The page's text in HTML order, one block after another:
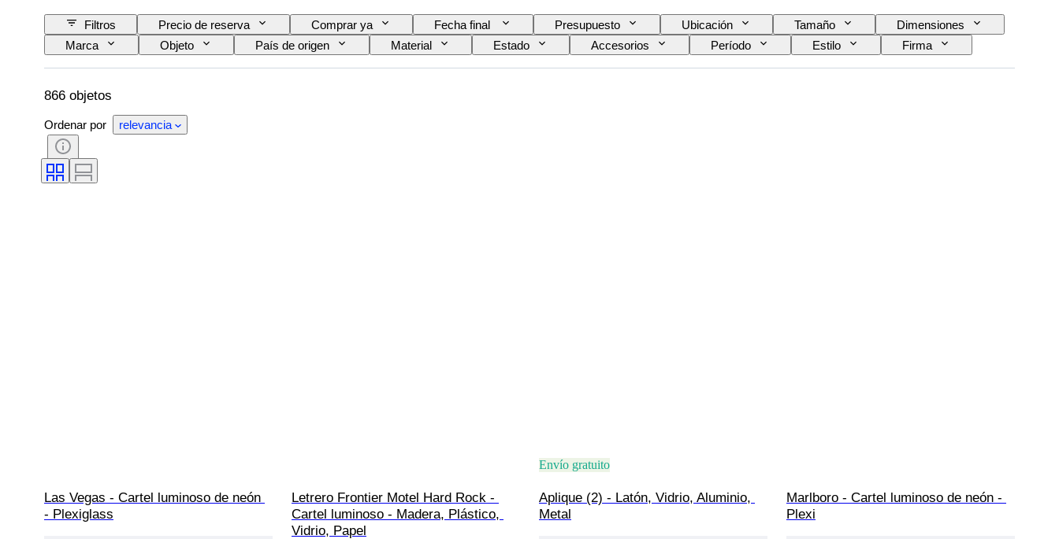
Filtros Precio de reserva Comprar ya Fecha final Presupuesto Ubicación Tamaño
Dimensiones
Marca
Objeto País de origen Material Estado Accesorios Período Estilo
Firma
Edición
Color Movimiento del reloj Testado y funcionando Reserva de energía Con sonido
Era
866 objetos
Ordenar por relevancia
Las Vegas - Cartel luminoso de neón
- Plexiglass
Letrero Frontier Motel Hard Rock -
Cartel luminoso - Madera, Plástico,
Vidrio, Papel
Envío gratuito
Aplique (2) - Latón, Vidrio, Aluminio,
Metal
Marlboro - Cartel luminoso de neón -
Plexi